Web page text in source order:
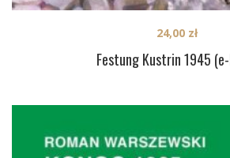
Festung Kustrin 1945
24,00 zł